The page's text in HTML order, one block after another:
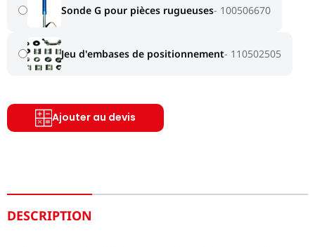
Sonde G pour pièces rugueuses 100506670
Jeu d'embases de positionnement 110502505
Ajouter au devis
DESCRIPTION